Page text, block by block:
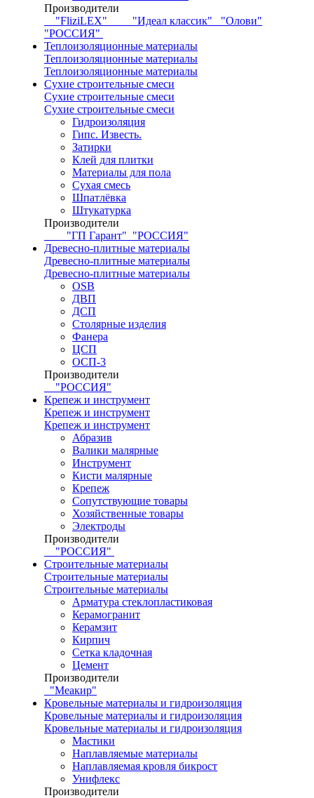
Производители
"FliziLEX"
"Идеал классик"
"Олови"
"РОССИЯ"
Теплоизоляционные материалы
Теплоизоляционные материалы
Теплоизоляционные материалы
Сухие строительные смеси
Сухие строительные смеси
Сухие строительные смеси
Гидроизоляция
Гипс. Известь.
Затирки
Клей для плитки
Материалы для пола
Сухая смесь
Шпатлёвка
Штукатурка
Производители
"ГП Гарант" "РОССИЯ"
Древесно-плитные материалы
Древесно-плитные материалы
Древесно-плитные материалы
OSB
ДВП
ДСП
Столярные изделия
Фанера
ЦСП
ОСП-3
Производители
"РОССИЯ"
Крепеж и инструмент
Крепеж и инструмент
Крепеж и инструмент
Абразив
Валики малярные
Инструмент
Кисти малярные
Крепеж
Сопутствующие товары
Хозяйственные товары
Электроды
Производители
"РОССИЯ"
Строительные материалы
Строительные материалы
Строительные материалы
Арматура стеклопластиковая
Керамогранит
Керамзит
Кирпич
Сетка кладочная
Цемент
Производители
"Меакир"
Кровельные материалы и гидроизоляция
Кровельные материалы и гидроизоляция
Кровельные материалы и гидроизоляция
Мастики
Наплавляемые материалы
Наплавляемая кровля бикрост
Унифлекс
Производители